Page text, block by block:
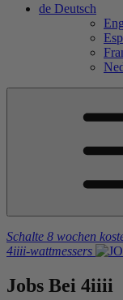
de Deutsch
Schalte 8 wochen
4iiii-wattmessers
Jobs Bei 4iiii